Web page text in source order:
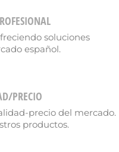
soluciones
español.
PRECIO
precio del mercado.
productos.